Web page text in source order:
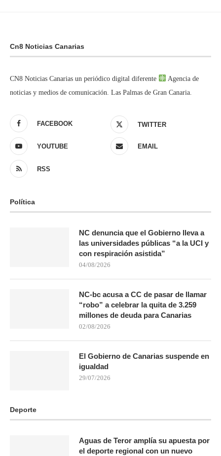
Cn8 Noticias Canarias
CN8 Noticias Canarias un periódico digital diferente
Agencia de
noticias y medios de comunicación. Las Palmas de Gran Canaria.
FACEBOOK TWITTER
YOUTUBE EMAIL
RSS
Política
NC denuncia que el Gobierno lleva a
las universidades públicas “a la UCI y
con respiración asistida”
04/08/2026
NC-bc acusa a CC de pasar de llamar
“robo” a celebrar la quita de 3.259
millones de deuda para Canarias
02/08/2026
El Gobierno de Canarias suspende en
igualdad
29/07/2026
Deporte
Aguas de Teror amplía su apuesta por
el deporte regional con un nuevo